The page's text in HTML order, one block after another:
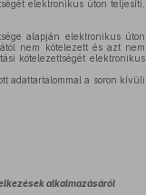
elektronikus úton teljesíti,
alapján elektronikus úton
nem kötelezett és azt nem
kötelezettségét elektronikus
adattartalommal a soron kívüli
alkalmazásáról